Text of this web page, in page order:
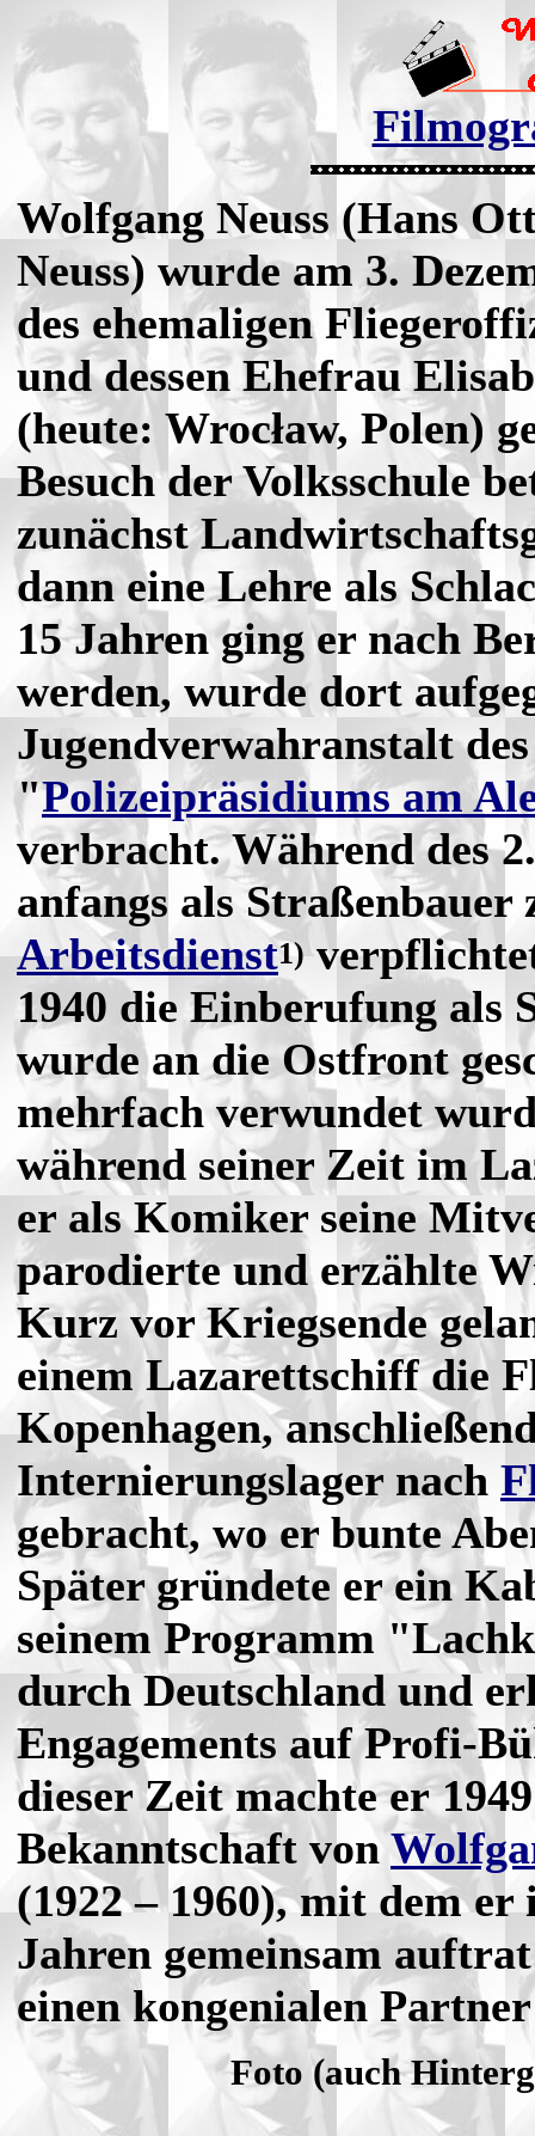
Wolfgang Neuss (Hans
Neuss) wurde am 3.
des ehemaligen
und dessen Ehefrau
(heute: Wrocław, Polen)
Besuch der Volksschule
zunächst
dann eine Lehre als
15 Jahren ging er nach
werden, wurde dort
Jugendverwahranstalt des
"Polizeipräsidiums am
verbracht. Während des
anfangs als Straßenbauer
Arbeitsdienst1)
1940 die Einberufung als
wurde an die Ostfront
mehrfach verwundet
während seiner Zeit im
er als Komiker seine
parodierte und erzählte
Kurz vor Kriegsende
einem Lazarettschiff die
Kopenhagen,
Internierungslager nach
gebracht, wo er bunte
Später gründete er ein
seinem Programm
durch Deutschland und
Engagements auf Profi-
dieser Zeit machte er
Bekanntschaft von
(1922 – 1960), mit dem er
Jahren gemeinsam
einen kongenialen
Foto (auch